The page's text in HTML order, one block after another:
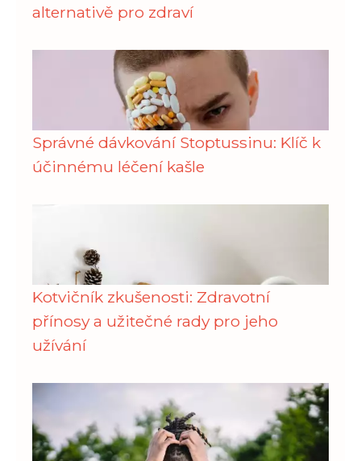
alternativě pro zdraví
Správné dávkování Stoptussinu: Klíč k
účinnému léčení kašle
Kotvičník zkušenosti: Zdravotní
přínosy a užitečné rady pro jeho
užívání